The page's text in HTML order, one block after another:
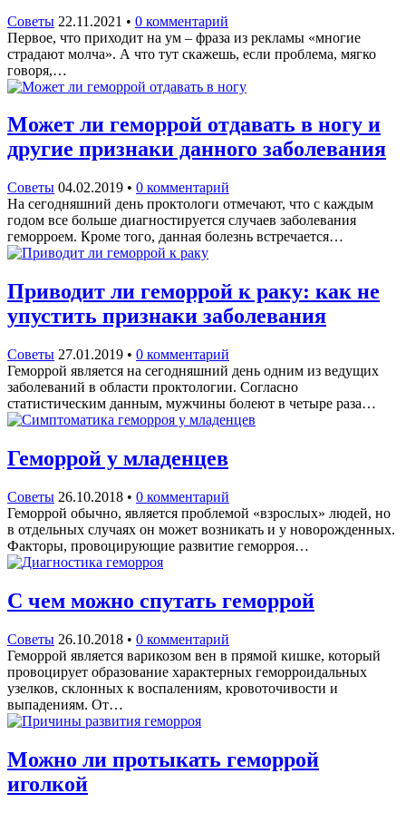
Советы 22.11.2021 • 0 комментарий
Первое, что приходит на ум – фраза из рекламы «многие
страдают молча». А что тут скажешь, если проблема, мягко
говоря,…
Может ли геморрой отдавать в ногу и
другие признаки данного заболевания
Советы 04.02.2019 • 0 комментарий
На сегодняшний день проктологи отмечают, что с каждым
годом все больше диагностируется случаев заболевания
геморроем. Кроме того, данная болезнь встречается…
Приводит ли геморрой к раку: как не
упустить признаки заболевания
Советы 27.01.2019 • 0 комментарий
Геморрой является на сегодняшний день одним из ведущих
заболеваний в области проктологии. Согласно
статистическим данным, мужчины болеют в четыре раза…
Геморрой у младенцев
Советы 26.10.2018 • 0 комментарий
Геморрой обычно, является проблемой «взрослых» людей, но
в отдельных случаях он может возникать и у новорожденных.
Факторы, провоцирующие развитие геморроя…
С чем можно спутать геморрой
Советы 26.10.2018 • 0 комментарий
Геморрой является варикозом вен в прямой кишке, который
провоцирует образование характерных геморроидальных
узелков, склонных к воспалениям, кровоточивости и
выпадениям. От…
Можно ли протыкать геморрой
иголкой